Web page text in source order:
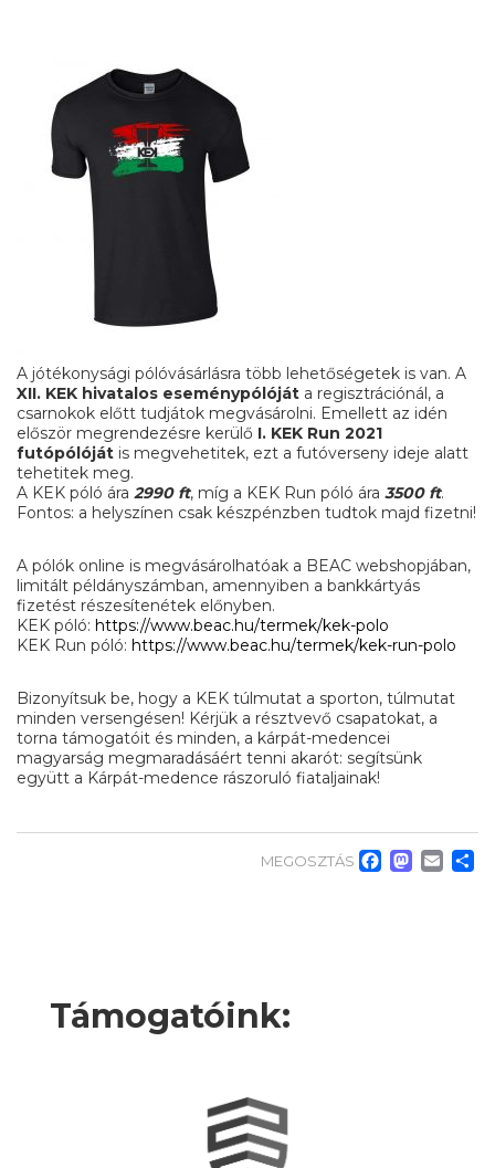
A jótékonysági pólóvásárlásra több lehetőségetek is van. A
XII. KEK hivatalos eseménypólóját a regisztrációnál, a
csarnokok előtt tudjátok megvásárolni. Emellett az idén
először megrendezésre kerülő I. KEK Run 2021
futópólóját is megvehetitek, ezt a futóverseny ideje alatt
tehetitek meg.
A KEK póló ára 2990 ft, míg a KEK Run póló ára 3500 ft.
Fontos: a helyszínen csak készpénzben tudtok majd fizetni!
A pólók online is megvásárolhatóak a BEAC webshopjában,
limitált példányszámban, amennyiben a bankkártyás
fizetést részesítenétek előnyben.
KEK póló: https://www.beac.hu/termek/kek-polo
KEK Run póló: https://www.beac.hu/termek/kek-run-polo
Bizonyítsuk be, hogy a KEK túlmutat a sporton, túlmutat
minden versengésen! Kérjük a résztvevő csapatokat, a
torna támogatóit és minden, a kárpát-medencei
magyarság megmaradásáért tenni akarót: segítsünk
együtt a Kárpát-medence rászoruló fiataljainak!
MEGOSZTÁS
Támogatóink: